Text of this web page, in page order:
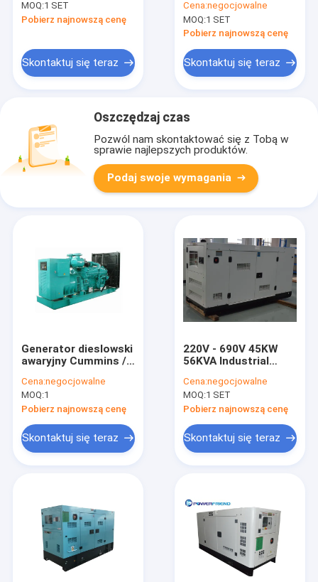
Container Generator
With KTA50-GS8
MOQ:1 SET
Pobierz najnowszą cenę
Skontaktuj się teraz
industrial generators
Cena:negocjowalne
MOQ:1 SET
Pobierz najnowszą cenę
Skontaktuj się teraz
Oszczędzaj czas
Pozwól nam skontaktować się z Tobą w
sprawie najlepszych produktów.
Podaj swoje wymagania
Generator dieslowski
awaryjny Cummins /
przemysłowe 220V
Cena:negocjowalne
MOQ:1
Pobierz najnowszą cenę
Skontaktuj się teraz
220V - 690V 45KW
56KVA Industrial
Cooled Green Power
Generator
Cena:negocjowalne
MOQ:1 SET
Pobierz najnowszą cenę
Skontaktuj się teraz